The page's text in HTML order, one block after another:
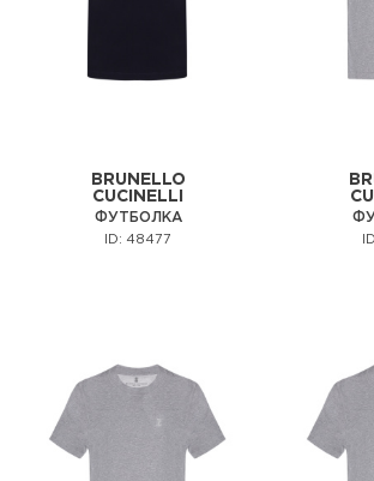
BRUNELLO
CUCINELLI
ФУТБОЛКА
ID: 48477